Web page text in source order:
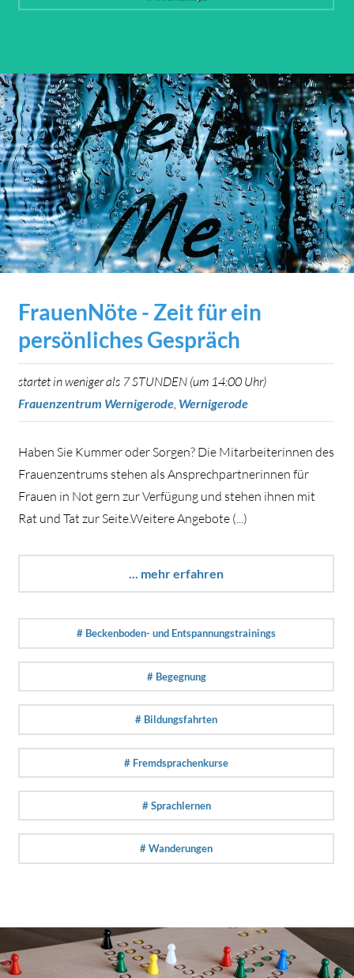
FrauenNöte - Zeit für ein
persönliches Gespräch
startet in weniger als 7 STUNDEN (um 14:00 Uhr)
Frauenzentrum Wernigerode, Wernigerode
Haben Sie Kummer oder Sorgen? Die Mitarbeiterinnen des
Frauenzentrums stehen als Ansprechpartnerinnen für
Frauen in Not gern zur Verfügung und stehen ihnen mit
Rat und Tat zur Seite.Weitere Angebote (...)
... mehr erfahren
# Beckenboden- und Entspannungstrainings
# Begegnung
# Bildungsfahrten
# Fremdsprachenkurse
# Sprachlernen
# Wanderungen